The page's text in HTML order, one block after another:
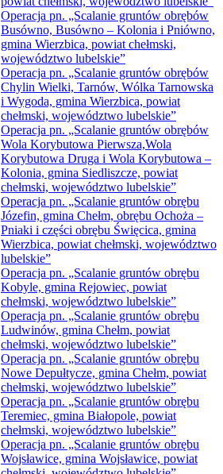
Operacja pn. „Scalanie gruntów obrębów
Busówno, Busówno – Kolonia i Pniówno,
gmina Wierzbica, powiat chełmski,
województwo lubelskie”
Operacja pn. „Scalanie gruntów obrębów
Chylin Wielki, Tarnów, Wólka Tarnowska
i Wygoda, gmina Wierzbica, powiat
chełmski, województwo lubelskie”
Operacja pn. „Scalanie gruntów obrębów
Wola Korybutowa Pierwsza,Wola
Korybutowa Druga i Wola Korybutowa –
Kolonia, gmina Siedliszcze, powiat
chełmski, województwo lubelskie”
Operacja pn. „Scalanie gruntów obrębu
Józefin, gmina Chełm, obrębu Ochoża –
Pniaki i części obrębu Święcica, gmina
Wierzbica, powiat chełmski, województwo
lubelskie”
Operacja pn. „Scalanie gruntów obrębu
Kobyle, gmina Rejowiec, powiat
chełmski, województwo lubelskie”
Operacja pn. „Scalanie gruntów obrębu
Ludwinów, gmina Chełm, powiat
chełmski, województwo lubelskie”
Operacja pn. „Scalanie gruntów obrębu
Nowe Depułtycze, gmina Chełm, powiat
chełmski, województwo lubelskie”
Operacja pn. „Scalanie gruntów obrębu
Teremiec, gmina Białopole, powiat
chełmski, województwo lubelskie”
Operacja pn. „Scalanie gruntów obrębu
Wojsławice, gmina Wojsławice, powiat